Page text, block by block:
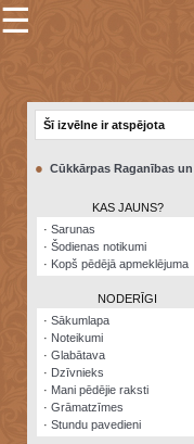
×
Šodienas
notikumi
Visatcera
almanahs
Arhīvs
☰
Šī izvēlne ir atspējota
● Cūkkārpas Raganības
KAS JAUNS?
· Sarunas
· Šodienas notikumi
· Kopš pēdējā apmeklējuma
NODERĪGI
· Sākumlapa
· Noteikumi
· Glabātava
· Dzīvnieks
· Mani pēdējie raksti
· Grāmatzīmes
· Stundu pavedieni